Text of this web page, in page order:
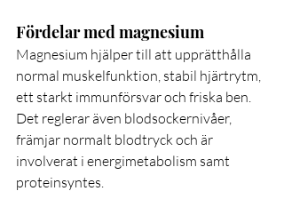
Fördelar med magnesium
Magnesium hjälper till att upprätthålla
normal muskelfunktion, stabil hjärtrytm,
ett starkt immunförsvar och friska ben.
Det reglerar även blodsockernivåer,
främjar normalt blodtryck och är
involverat i energimetabolism samt
proteinsyntes.